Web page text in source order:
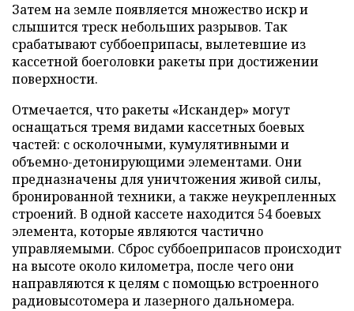
Затем на земле появляется множество искр и
слышится треск небольших разрывов. Так
срабатывают суббоеприпасы, вылетевшие из
кассетной боеголовки ракеты при достижении
поверхности.
Отмечается, что ракеты «Искандер» могут
оснащаться тремя видами кассетных боевых
частей: с осколочными, кумулятивными и
объемно-детонирующими элементами. Они
предназначены для уничтожения живой силы,
бронированной техники, а также неукрепленных
строений. В одной кассете находится 54 боевых
элемента, которые являются частично
управляемыми. Сброс суббоеприпасов происходит
на высоте около километра, после чего они
направляются к целям с помощью встроенного
радиовысотомера и лазерного дальномера.